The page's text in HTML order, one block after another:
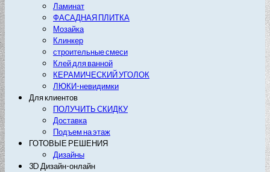
Ламинат
ФАСАДНАЯ ПЛИТКА
Мозайка
Клинкер
строительные смеси
Клей для ванной
КЕРАМИЧЕСКИЙ УГОЛОК
ЛЮКИ-невидимки
Для клиентов
ПОЛУЧИТЬ СКИДКУ
Доставка
Подъем на этаж
ГОТОВЫЕ РЕШЕНИЯ
Дизайны
3D Дизайн-онлайн